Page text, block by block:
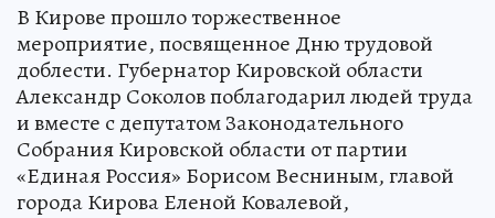
В Кирове прошло торжественное
мероприятие, посвященное Дню трудовой
доблести. Губернатор Кировской области
Александр Соколов поблагодарил людей труда
и вместе с депутатом Законодательного
Собрания Кировской области от партии
«Единая Россия» Борисом Весниным, главой
города Кирова Еленой Ковалевой,